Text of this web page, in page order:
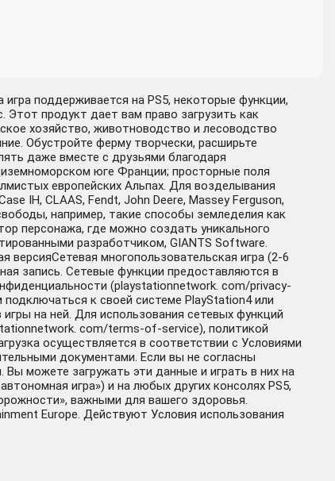
поддерживается на PS5, некоторые функции,
продукт дает вам право загрузить как
хозяйство, животноводство и лесоводство
Обустройте ферму творчески, расширьте
даже вместе с друзьями благодаря
юге Франции; просторные поля
европейских Альпах. Для возделывания
IH, CLAAS, Fendt, John Deere, Massey Ferguson,
например, такие способы земледелия как
персонажа, где можно создать уникального
разработчиком, GIANTS Software.
многопользовательская игра (2-6
запись. Сетевые функции предоставляются в
(playstationnetwork. com/privacy-
к своей системе PlayStation4 или
на ней. Для использования сетевых функций
com/terms-of-service), политикой
осуществляется в соответствии с Условиями
документами. Если вы не согласны
можете загружать эти данные и играть в них на
игра») и на любых других консолях PS5,
важными для вашего здоровья.
Europe. Действуют Условия использования